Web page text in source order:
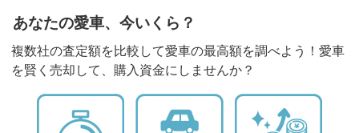
あなたの愛車、今いくら？
複数社の査定額を比較して愛車の最高額を調べよう！愛車
を賢く売却して、購入資金にしませんか？